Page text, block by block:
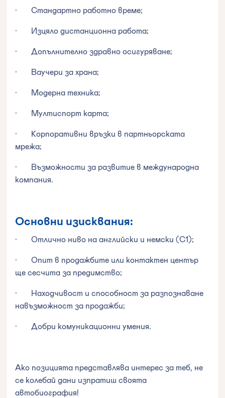
· Стандартно работно време;
· Изцяло дистанционна работа;
· Допълнително здравно осигуряване;
· Ваучери за храна;
· Модерна техника;
· Мултиспорт карта;
· Корпоративни връзки в партньорската
мрежа;
· Възможности за развитие в международна
компания.
Основни изисквания:
· Отлично ниво на английски и немски (C1);
· Опит в продажбите или контактен център
ще сесчита за предимство;
· Находчивост и способност за разпознаване
навъзможност за продажби;
· Добри комуникационни умения.
Ако позицията представлява интерес за теб, не
се колебай дани изпратиш своята
автобиография!